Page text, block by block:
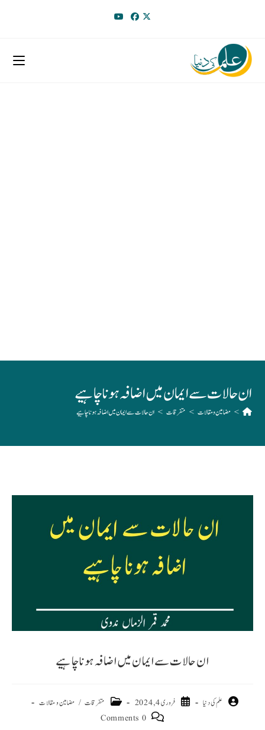
ان حالات سے ایمان میں اضافہ ہونا چاہیے
> مضامین و مقالات > متفرقات > ان حالات سے ایمان میں اضافہ ہونا چاہیے
ان حالات سے ایمان میں اضافہ ہونا چاہیے
علم کی دنیا فروری 4, 2024 متفرقات / مضامین و مقالات
0 Comments